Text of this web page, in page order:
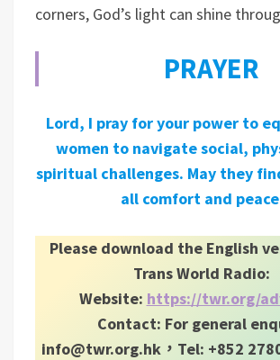
corners, God’s light can shine
PRAYER
Lord, I pray for your power to
women to navigate social,
spiritual challenges. May they
all comfort and
Please download the English
Trans World Radio:
Website: https://twr.org/
Contact: For general
info@twr.org.hk，Tel: +852